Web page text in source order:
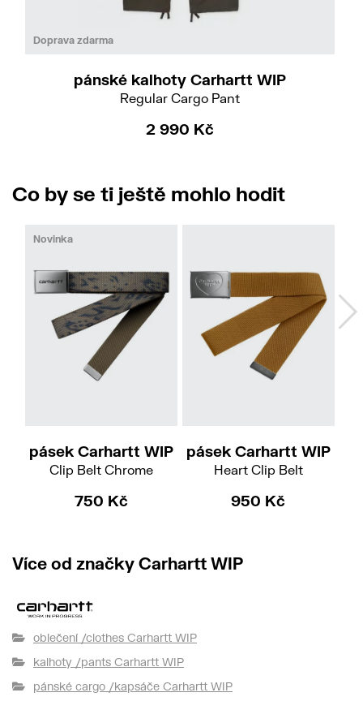
Doprava zdarma
pánské kalhoty Carhartt WIP
Regular Cargo Pant
2 990 Kč
Co by se ti ještě mohlo hodit
Novinka
pásek Carhartt WIP
Clip Belt Chrome
750 Kč
pásek Carhartt WIP
Heart Clip Belt
950 Kč
Více od značky Carhartt WIP
oblečení /clothes Carhartt WIP
kalhoty /pants Carhartt WIP
pánské cargo /kapsáče Carhartt WIP